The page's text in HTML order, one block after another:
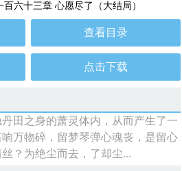
百六十三章 心愿尽了（大结局）
查看目录
点击下载
田之身的萧灵体内，从而产生了一
万物碎，留梦琴弹心魂丧，是留心
？为绝尘而去，了却尘...